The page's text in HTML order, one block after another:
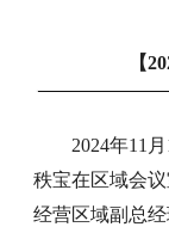
【
2024年11
秩宝在区域会
经营区域副总